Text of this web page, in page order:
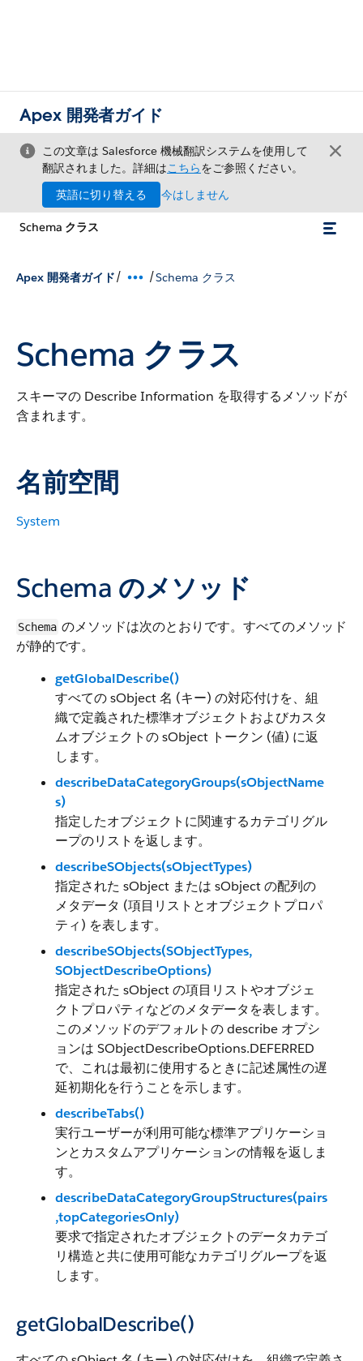
Apex 開発者ガイド
この文章は Salesforce 機械翻訳システムを使用して
翻訳されました。詳細はこちらをご参照ください。
英語に切り替える
今はしません
Schema クラス
Apex 開発者ガイド/ /Schema クラス
Schema クラス
スキーマの Describe Information を取得するメソッドが
含まれます。
名前空間
System
Schema のメソッド
Schema のメソッドは次のとおりです。すべてのメソッド
が静的です。
getGlobalDescribe()
すべての sObject 名 (キー) の対応付けを、組
織で定義された標準オブジェクトおよびカスタ
ムオブジェクトの sObject トークン (値) に返
します。
describeDataCategoryGroups(sObjectName
s)
指定したオブジェクトに関連するカテゴリグル
ープのリストを返します。
describeSObjects(sObjectTypes)
指定された sObject または sObject の配列の
メタデータ (項目リストとオブジェクトプロパ
ティ) を表します。
describeSObjects(SObjectTypes,
SObjectDescribeOptions)
指定された sObject の項目リストやオブジェ
クトプロパティなどのメタデータを表します。
このメソッドのデフォルトの describe オプシ
ョンは SObjectDescribeOptions.DEFERRED
で、これは最初に使用するときに記述属性の遅
延初期化を行うことを示します。
describeTabs()
実行ユーザーが利用可能な標準アプリケーショ
ンとカスタムアプリケーションの情報を返しま
す。
describeDataCategoryGroupStructures(pairs
,topCategoriesOnly)
要求で指定されたオブジェクトのデータカテゴ
リ構造と共に使用可能なカテゴリグループを返
します。
getGlobalDescribe()